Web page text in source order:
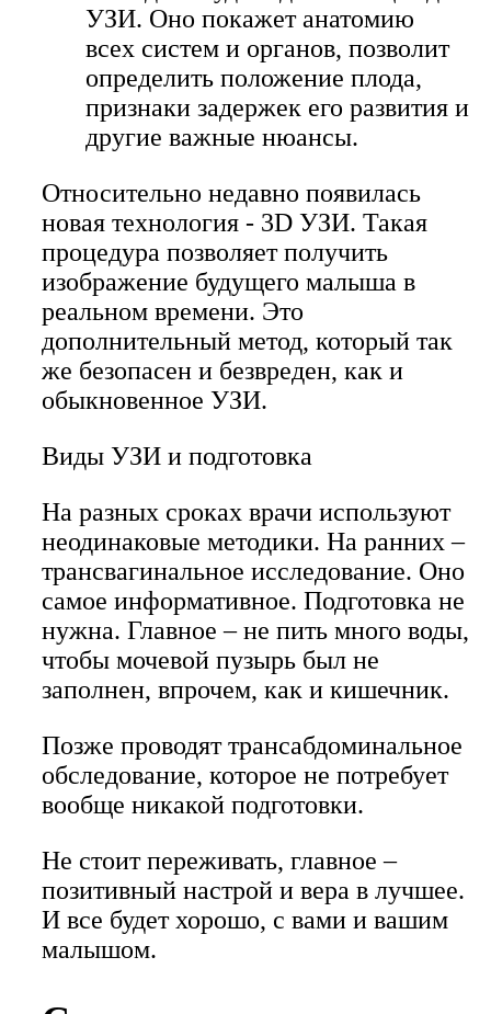
УЗИ. Оно покажет анатомию
всех систем и органов, позволит
определить положение плода,
признаки задержек его развития и
другие важные нюансы.
Относительно недавно появилась
новая технология - 3D УЗИ. Такая
процедура позволяет получить
изображение будущего малыша в
реальном времени. Это
дополнительный метод, который так
же безопасен и безвреден, как и
обыкновенное УЗИ.
Виды УЗИ и подготовка
На разных сроках врачи используют
неодинаковые методики. На ранних –
трансвагинальное исследование. Оно
самое информативное. Подготовка не
нужна. Главное – не пить много воды,
чтобы мочевой пузырь был не
заполнен, впрочем, как и кишечник.
Позже проводят трансабдоминальное
обследование, которое не потребует
вообще никакой подготовки.
Не стоит переживать, главное –
позитивный настрой и вера в лучшее.
И все будет хорошо, с вами и вашим
малышом.